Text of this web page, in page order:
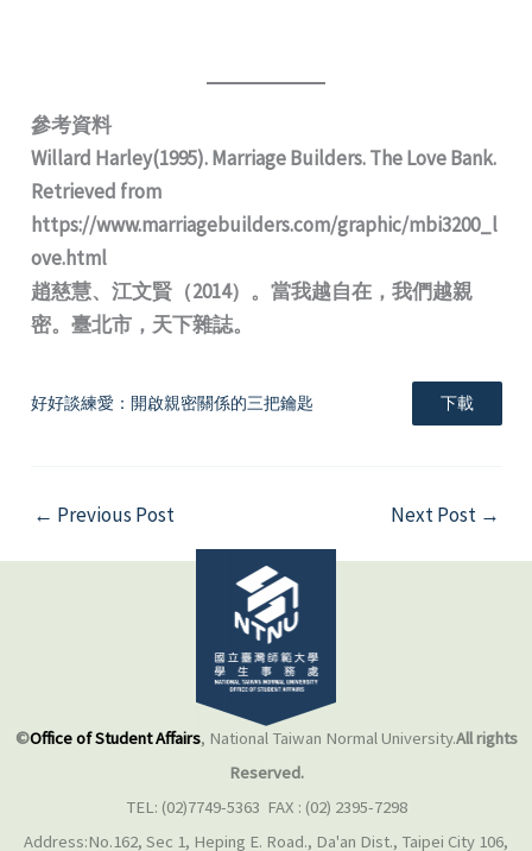
參考資料
Willard Harley(1995). Marriage Builders. The Love Bank.
Retrieved from
https://www.marriagebuilders.com/graphic/mbi3200_l
ove.html
趙慈慧、江文賢（2014）。當我越自在，我們越親
密。臺北市，天下雜誌。
好好談練愛：開啟親密關係的三把鑰匙 下載
← Previous Post Next Post →
©Office of Student Affairs, National Taiwan Normal University.All rights
Reserved.
TEL: (02)7749-5363 FAX : (02) 2395-7298
Address:No.162, Sec 1, Heping E. Road., Da'an Dist., Taipei City 106,